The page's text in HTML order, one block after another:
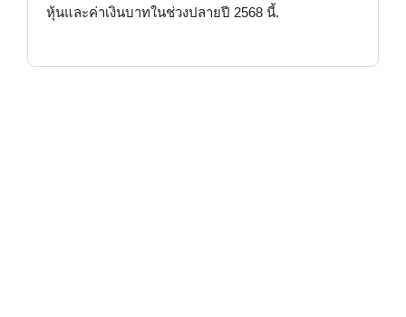
หุ้นและค่าเงินบาทในช่วงปลายปี 2568 นี้.